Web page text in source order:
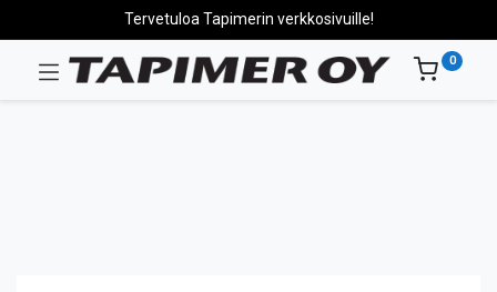
Tervetuloa Tapimerin verkkosivuille!
0